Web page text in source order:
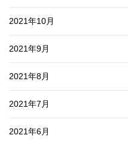
2021年10月
2021年9月
2021年8月
2021年7月
2021年6月